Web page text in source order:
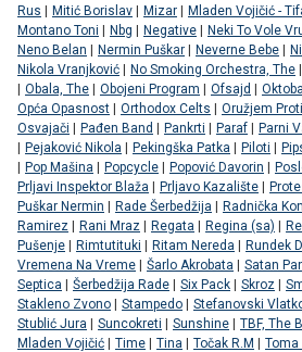
Rus | Mitić Borislav | Mizar | Mladen Vojičić -
Montano Toni | Nbg | Negative | Neki To Vole
Neno Belan | Nermin Puškar | Neverne Bebe |
Nikola Vranjković | No Smoking Orchestra, The |
| Obala, The | Obojeni Program | Ofsajd |
Opća Opasnost | Orthodox Celts | Oružjem
Osvajači | Pađen Band | Pankrti | Paraf | Parni
| Pejaković Nikola | Pekingška Patka | Piloti |
| Pop Mašina | Popcycle | Popović Davorin |
Prljavi Inspektor Blaža | Prljavo Kazalište |
Puškar Nermin | Rade Šerbedžija | Radnička
Ramirez | Rani Mraz | Regata | Regina (sa) |
Pušenje | Rimtutituki | Ritam Nereda | Rundek
Vremena Na Vreme | Šarlo Akrobata | Satan
Septica | Šerbedžija Rade | Six Pack | Skroz |
Stakleno Zvono | Stampedo | Stefanovski
Stublić Jura | Suncokreti | Sunshine | TBF, The
Mladen Vojičić | Time | Tina | Točak R.M | Toma